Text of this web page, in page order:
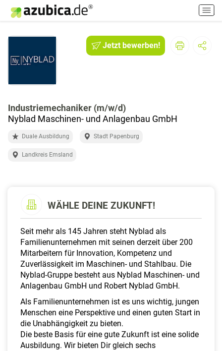
H
a
p
h
n
Jetzt bewerben!
Industriemechaniker (m/w/d)
Nyblad Maschinen- und Anlagenbau GmbH
Duale Ausbildung Stadt Papenburg
Landkreis Emsland
WÄHLE DEINE ZUKUNFT!
Seit mehr als 145 Jahren steht Nyblad als
Familienunternehmen mit seinen derzeit über 200
Mitarbeitern für Innovation, Kompetenz und
Zuverlässigkeit im Maschinen- und Stahlbau. Die
Nyblad-Gruppe besteht aus Nyblad Maschinen- und
Anlagenbau GmbH und Robert Nyblad GmbH.
Als Familienunternehmen ist es uns wichtig, jungen
Menschen eine Perspektive und einen guten Start in
die Unabhängigkeit zu bieten.
Die beste Basis für eine gute Zukunft ist eine solide
Ausbildung. Wir bieten Dir gleich sechs